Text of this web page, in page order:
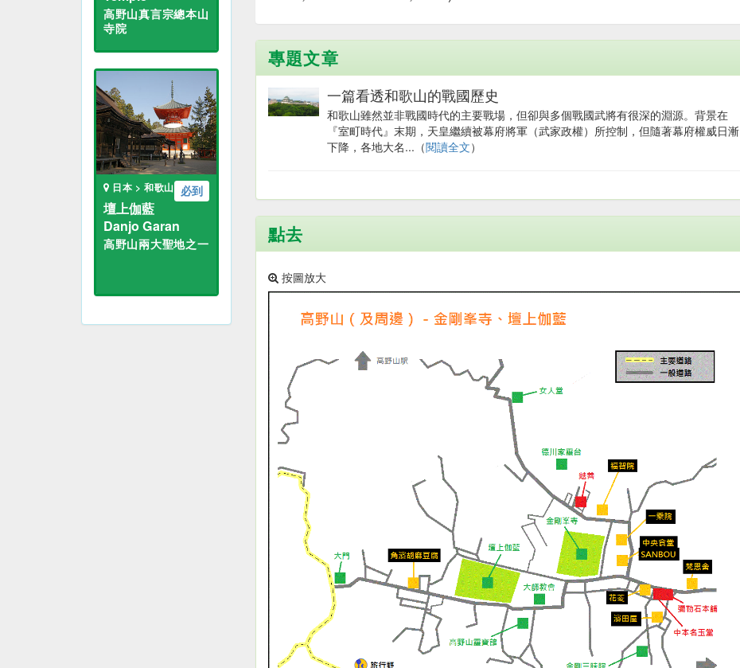
高野山真言宗總本山
寺院
必到
日本 > 和歌山
壇上伽藍
Danjo Garan
高野山兩大聖地之一
專題文章
一篇看透和歌山的戰國歷史
和歌山雖然並非戰國時代的主要戰場，但卻與多個戰國武將有很深的淵源。背景在
『室町時代』末期，天皇繼續被幕府將軍（武家政權）所控制，但隨著幕府權威日漸
下降，各地大名...（閱讀全文）
點去
按圖放大